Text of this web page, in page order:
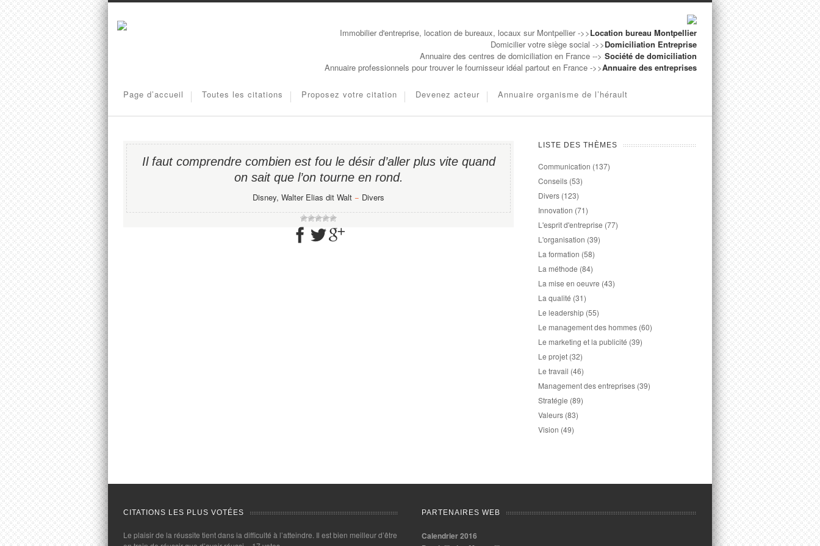
Immobilier d'entreprise, location de bureaux, locaux sur Montpellier ->>Location bureau Montpellier
Domicilier votre siège social ->>Domiciliation Entreprise
Annuaire des centres de domiciliation en France --> Société de domiciliation
Annuaire professionnels pour trouver le fournisseur idéal partout en France ->>Annuaire des entreprises
Page d’accueil Toutes les citations Proposez votre citation Devenez acteur Annuaire organisme de l’hérault
Il faut comprendre combien est fou le désir d’aller plus vite quand
on sait que l’on tourne en rond.
Disney, Walter Elias dit Walt − Divers
LISTE DES THÈMES
Communication (137)
Conseils (53)
Divers (123)
Innovation (71)
L'esprit d'entreprise (77)
L'organisation (39)
La formation (58)
La méthode (84)
La mise en oeuvre (43)
La qualité (31)
Le leadership (55)
Le management des hommes (60)
Le marketing et la publicité (39)
Le projet (32)
Le travail (46)
Management des entreprises (39)
Stratégie (89)
Valeurs (83)
Vision (49)
CITATIONS LES PLUS VOTÉES
Le plaisir de la réussite tient dans la difficulté à l’atteindre. Il est bien meilleur d’être
PARTENAIRES WEB
Calendrier 2016